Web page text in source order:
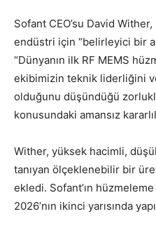
Sofant CEO’su David
endüstri için “belirleyici bir
“Dünyanın ilk RF MEMS
ekibimizin teknik liderliğini
olduğunu düşündüğü
konusundaki amansız
Wither, yüksek hacimli,
tanıyan ölçeklenebilir bir
ekledi. Sofant’ın
2026’nın ikinci yarısında